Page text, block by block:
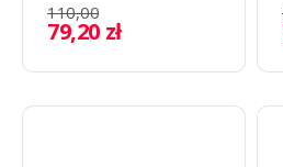
110,00
79,20 zł